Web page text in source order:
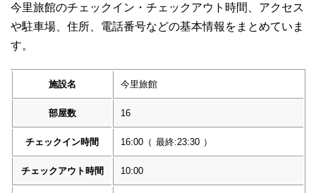
今里旅館のチェックイン・チェックアウト時間、アクセス
や駐車場、住所、電話番号などの基本情報をまとめていま
す。
施設名 今里旅館
部屋数 16
チェックイン時間 16:00 （ 最終:23:30 ）
チェックアウト時間 10:00